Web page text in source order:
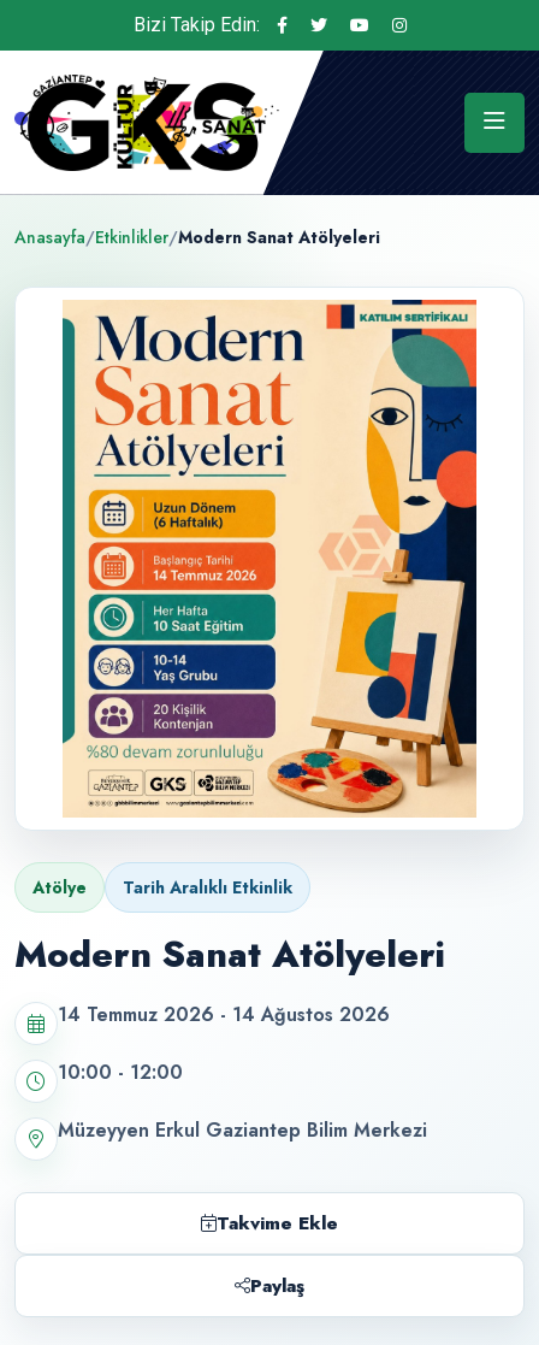
Bizi Takip Edin:
Anasayfa/Etkinlikler/Modern Sanat Atölyeleri
Atölye Tarih Aralıklı Etkinlik
Modern Sanat Atölyeleri
14 Temmuz 2026 - 14 Ağustos 2026
10:00 - 12:00
Müzeyyen Erkul Gaziantep Bilim Merkezi
Takvime Ekle
Paylaş